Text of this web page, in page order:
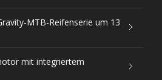
MTB-Reifenserie um 13
mit integriertem